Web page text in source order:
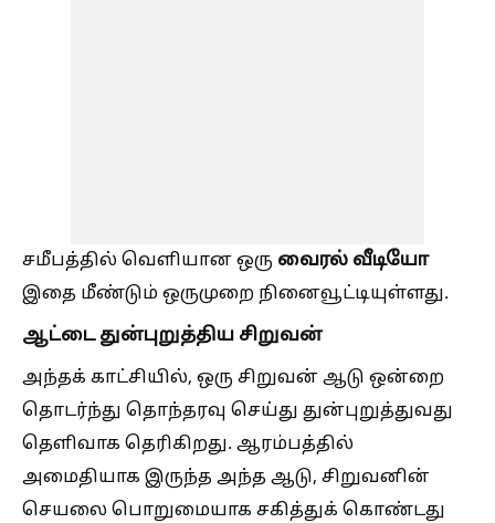
சமீபத்தில் வெளியான ஒரு வைரல் வீடியோ
இதை மீண்டும் ஒருமுறை நினைவூட்டியுள்ளது.
ஆட்டை துன்புறுத்திய சிறுவன்
அந்தக் காட்சியில், ஒரு சிறுவன் ஆடு ஒன்றை
தொடர்ந்து தொந்தரவு செய்து துன்புறுத்துவது
தெளிவாக தெரிகிறது. ஆரம்பத்தில்
அமைதியாக இருந்த அந்த ஆடு, சிறுவனின்
செயலை பொறுமையாக சகித்துக் கொண்டது